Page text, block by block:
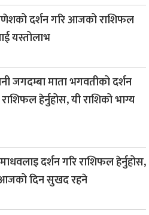
दर्शन गरि आजको राशिफल
यस्तोलाभ
माता भगवतीको दर्शन
हेर्नुहोस, यी राशिको भाग्य
दर्शन गरि राशिफल हेर्नुहोस,
आजको दिन सुखद रहने